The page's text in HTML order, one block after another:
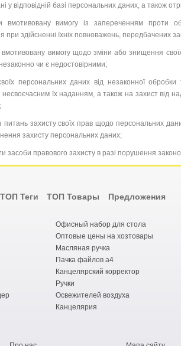
у відповідній базі персональних даних, а також
вмотивовану вимогу із запереченням проти
при здійсненні їхніх повноважень, передбачених
вмотивовану вимогу щодо зміни або знищення
чи є недостовірними;
персональних даних від незаконної
їх наданням, а також на захист від
питань захисту своїх прав щодо персональних
захисту персональних даних;
засоби правового захисту в разі порушення
ТОП Теги ТОП Товары Предложения
Офисный набор для стола
Оптовые цены на хозтовары
Масляная ручка
Пачка файлов а4
Канцелярский корректор
Ручки
Освежителей воздуха
Канцелярия